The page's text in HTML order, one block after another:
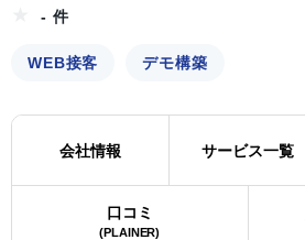
- 件
WEB接客 デモ構築
会社情報 サービス一覧
口コミ
(PLAINER)